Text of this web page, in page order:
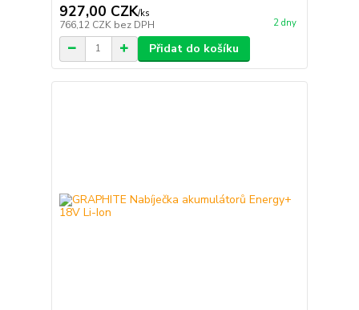
927,00 CZK/ks
766,12 CZK bez DPH 2 dny
Přidat do košíku